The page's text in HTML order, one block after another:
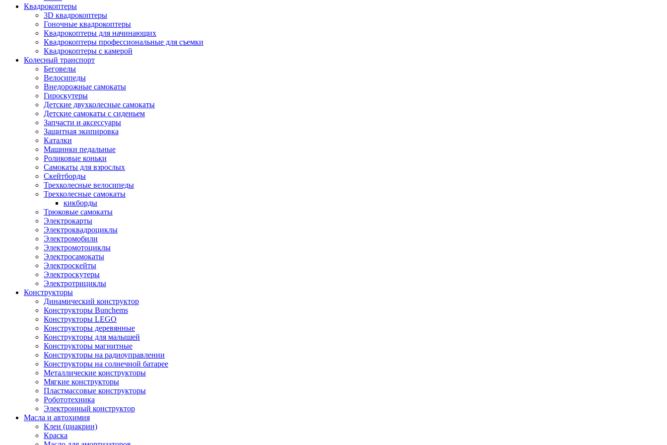
Квадрокоптеры
3D квадрокоптеры
Гоночные квадрокоптеры
Квадрокоптеры для начинающих
Квадрокоптеры профессиональные для съемки
Квадрокоптеры с камерой
Колесный транспорт
Беговелы
Велосипеды
Внедорожные самокаты
Гироскутеры
Детские двухколесные самокаты
Детские самокаты с сиденьем
Запчасти и аксессуары
Защитная экипировка
Каталки
Машинки педальные
Роликовые коньки
Самокаты для взрослых
Скейтборды
Трехколесные велосипеды
Трехколесные самокаты
кикборды
Трюковые самокаты
Электрокарты
Электроквадроциклы
Электромобили
Электромотоциклы
Электросамокаты
Электроскейты
Электроскутеры
Электротрициклы
Конструкторы
Динамический конструктор
Конструкторы Bunchems
Конструкторы LEGO
Конструкторы деревянные
Конструкторы для малышей
Конструкторы магнитные
Конструкторы на радиоуправлении
Конструкторы на солнечной батарее
Металлические конструкторы
Мягкие конструкторы
Пластмассовые конструкторы
Робототехника
Электронный конструктор
Масла и автохимия
Клеи (циакрин)
Краска